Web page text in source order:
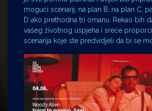
mogući scenarij; na plan B, na plan C,
D ako prethodna tri omanu. Rekao bih
vašeg životnog uspjeha i sreće
scenarija koje ste predvidjeli da bi se